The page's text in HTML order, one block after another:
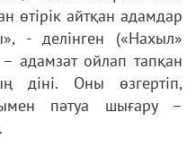
өтірік айтқан адамдар
- делінген («Нахыл»
– адамзат ойлап тапқан
діні. Оны өзгертіп,
пәтуа шығару –